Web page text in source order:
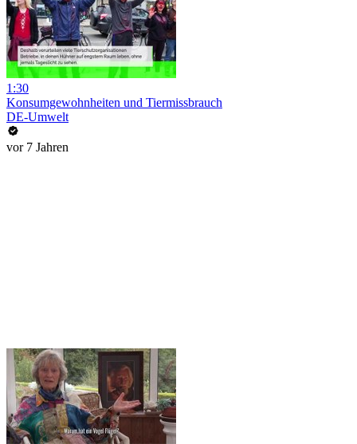
1:30
Konsumgewohnheiten und Tiermissbrauch
DE-Umwelt
vor 7 Jahren